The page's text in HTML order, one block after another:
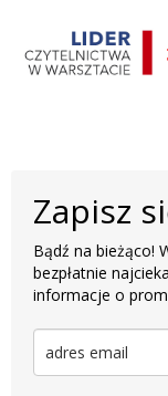
Zapisz
Bądź na bieżąco!
bezpłatnie
informacje o